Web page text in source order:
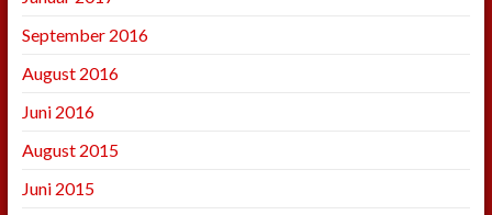
September 2016
August 2016
Juni 2016
August 2015
Juni 2015